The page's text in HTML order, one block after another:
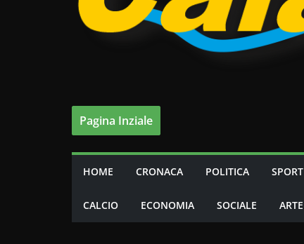
Pagina Inziale
HOME CRONACA POLITICA SPORT
CALCIO ECONOMIA SOCIALE ARTE